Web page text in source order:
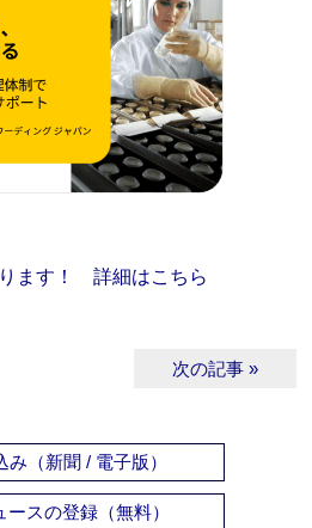
ます！ 詳細はこちら
次の記事 »
み（新聞 / 電子版）
ースの登録（無料）